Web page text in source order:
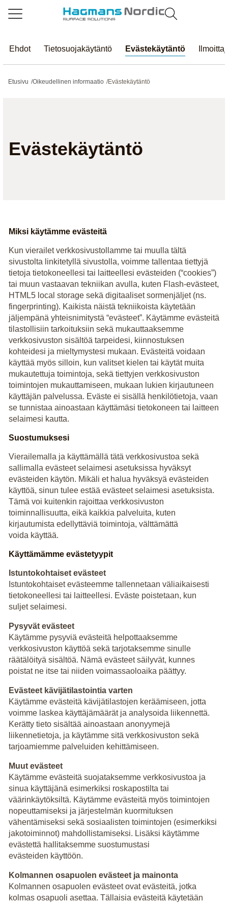
Ehdot Tietosuojakäytäntö Evästekäytäntö
Etusivu /Oikeudellinen informaatio /Evästekäytäntö
Evästekäytäntö
Miksi käytämme evästeitä
Kun vierailet verkkosivustollamme tai muulla tältä
sivustolta linkitetyllä sivustolla, voimme tallentaa tiettyjä
tietoja tietokoneellesi tai laitteellesi evästeiden (“cookies”)
tai muun vastaavan tekniikan avulla, kuten Flash-evästeet,
HTML5 local storage sekä digitaaliset sormenjäljet (ns.
fingerprinting). Kaikista näistä tekniikoista käytetään
jäljempänä yhteisnimitystä “evästeet”. Käytämme evästeitä
tilastollisiin tarkoituksiin sekä mukauttaaksemme
verkkosivuston sisältöä tarpeidesi, kiinnostuksen
kohteidesi ja mieltymystesi mukaan. Evästeitä voidaan
käyttää myös silloin, kun valitset kielen tai käytät muita
mukautettuja toimintoja, sekä tiettyjen verkkosivuston
toimintojen mukauttamiseen, mukaan lukien kirjautuneen
käyttäjän palvelussa. Eväste ei sisällä henkilötietoja, vaan
se tunnistaa ainoastaan käyttämäsi tietokoneen tai laitteen
selaimesi kautta.
Suostumuksesi
Vierailemalla ja käyttämällä tätä verkkosivustoa sekä
sallimalla evästeet selaimesi asetuksissa hyväksyt
evästeiden käytön. Mikäli et halua hyväksyä evästeiden
käyttöä, sinun tulee estää evästeet selaimesi asetuksista.
Tämä voi kuitenkin rajoittaa verkkosivuston
toiminnallisuutta, eikä kaikkia palveluita, kuten
kirjautumista edellyttäviä toimintoja, välttämättä
voida käyttää.
Käyttämämme evästetyypit
Istuntokohtaiset evästeet
Istuntokohtaiset evästeemme tallennetaan väliaikaisesti
tietokoneellesi tai laitteellesi. Eväste poistetaan, kun
suljet selaimesi.
Pysyvät evästeet
Käytämme pysyviä evästeitä helpottaaksemme
verkkosivuston käyttöä sekä tarjotaksemme sinulle
räätälöityä sisältöä. Nämä evästeet säilyvät, kunnes
poistat ne itse tai niiden voimassaoloaika päättyy.
Evästeet kävijätilastointia varten
Käytämme evästeitä kävijätilastojen keräämiseen, jotta
voimme laskea käyttäjämäärät ja analysoida liikennettä.
Kerätty tieto sisältää ainoastaan anonyymejä
liikennetietoja, ja käytämme sitä verkkosivuston sekä
tarjoamiemme palveluiden kehittämiseen.
Muut evästeet
Käytämme evästeitä suojataksemme verkkosivustoa ja
sinua käyttäjänä esimerkiksi roskapostilta tai
väärinkäytöksiltä. Käytämme evästeitä myös toimintojen
nopeuttamiseksi ja järjestelmän kuormituksen
vähentämiseksi sekä sosiaalisten toimintojen (esimerkiksi
jakotoiminnot) mahdollistamiseksi. Lisäksi käytämme
evästettä hallitaksemme suostumustasi
evästeiden käyttöön.
Kolmannen osapuolen evästeet ja mainonta
Kolmannen osapuolen evästeet ovat evästeitä, jotka
kolmas osapuoli asettaa. Tällaisia evästeitä käytetään